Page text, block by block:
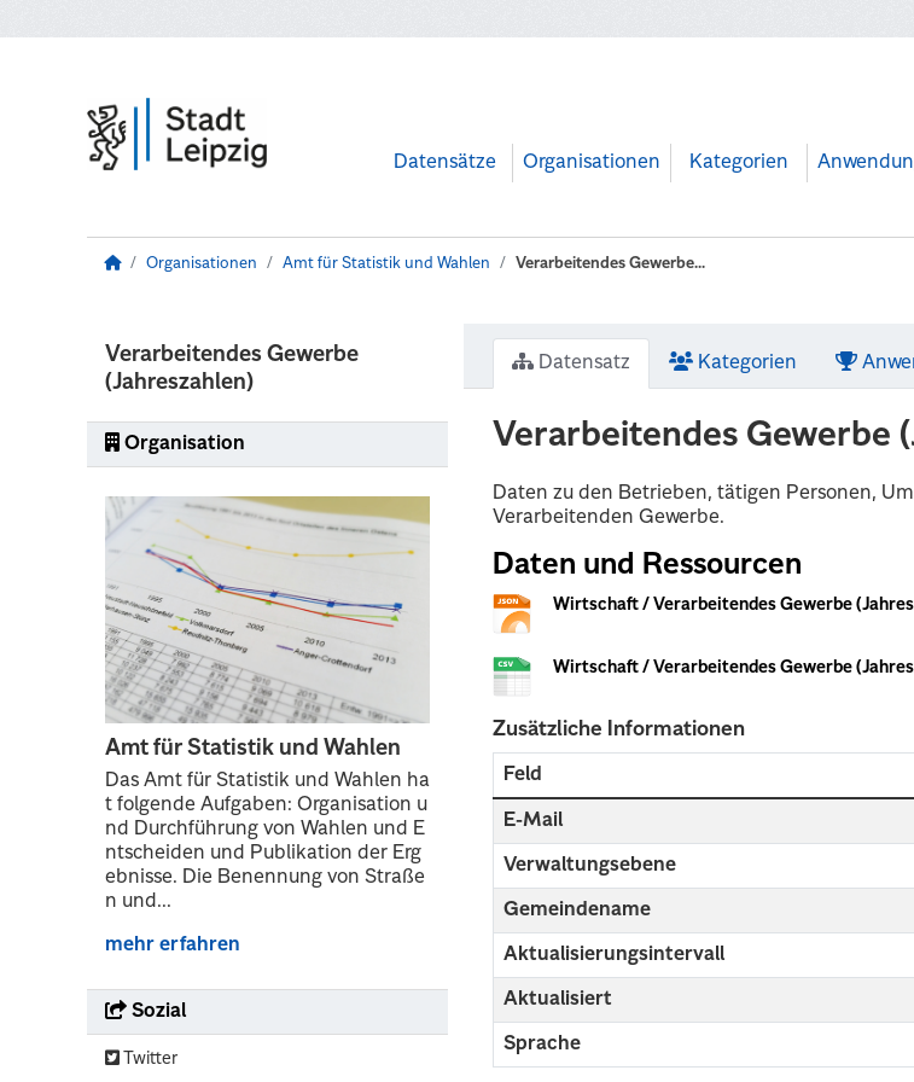
Datensätze Organisationen Kategorien
Organisationen Amt für Statistik und Wahlen Verarbeitendes Gewerbe...
Verarbeitendes Gewerbe
(Jahreszahlen)
Organisation
Amt für Statistik und Wahlen
Das Amt für Statistik und Wahlen ha
t folgende Aufgaben: Organisation u
nd Durchführung von Wahlen und E
ntscheiden und Publikation der Erg
ebnisse. Die Benennung von Straße
n und...
mehr erfahren
Sozial
Twitter
Datensatz Kategorien
Verarbeitendes Gewerbe
Daten zu den Betrieben, tätigen Personen,
Verarbeitenden Gewerbe.
Daten und Ressourcen
Wirtschaft / Verarbeitendes Gewerbe
Wirtschaft / Verarbeitendes Gewerbe
Zusätzliche Informationen
Feld
E-Mail
Verwaltungsebene
Gemeindename
Aktualisierungsintervall
Aktualisiert
Sprache